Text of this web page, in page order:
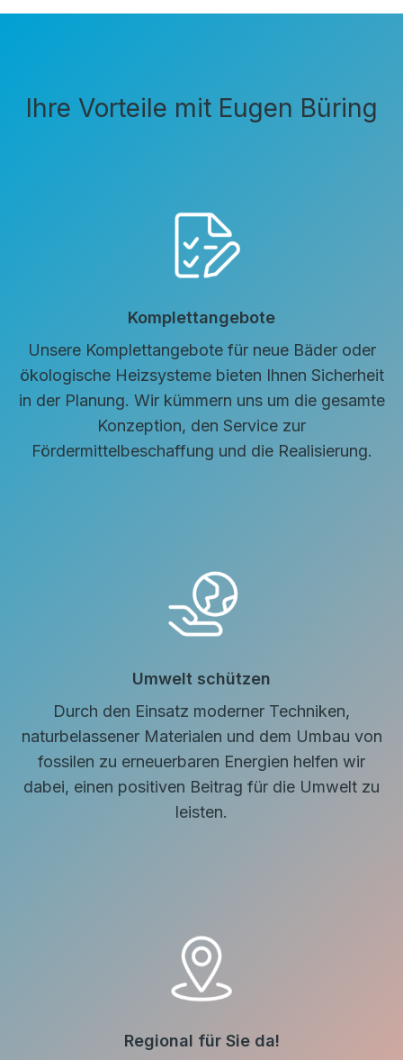
Ihre Vorteile mit Eugen Büring
Komplettangebote
Unsere Komplettangebote für neue Bäder oder
ökologische Heizsysteme bieten Ihnen Sicherheit
in der Planung. Wir kümmern uns um die gesamte
Konzeption, den Service zur
Fördermittelbeschaffung und die Realisierung.
Umwelt schützen
Durch den Einsatz moderner Techniken,
naturbelassener Materialen und dem Umbau von
fossilen zu erneuerbaren Energien helfen wir
dabei, einen positiven Beitrag für die Umwelt zu
leisten.
Regional für Sie da!